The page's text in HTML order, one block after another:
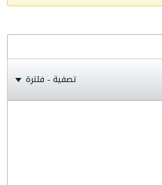
تصفية - فلترة